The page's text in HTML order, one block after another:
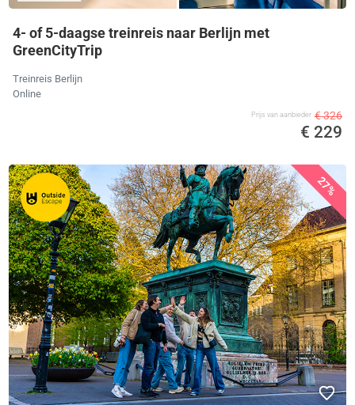
4- of 5-daagse treinreis naar Berlijn met
GreenCityTrip
Treinreis Berlijn
Online
Prijs van aanbieder € 326
€ 229
27%